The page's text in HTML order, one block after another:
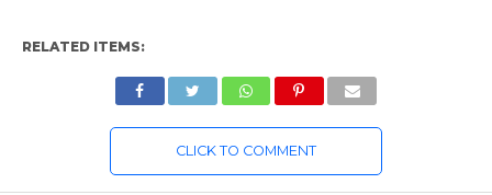
RELATED ITEMS:
CLICK TO COMMENT